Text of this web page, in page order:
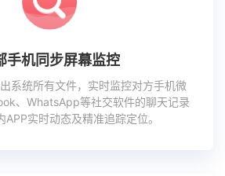
手机同步屏幕监控
系统所有文件，实时监控对方手机微
、WhatsApp等社交软件的聊天记录
APP实时动态及精准追踪定位。